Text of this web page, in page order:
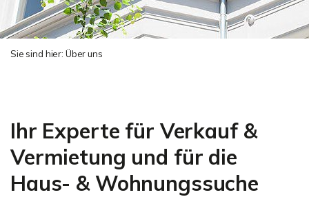
Sie sind hier: Über uns
Ihr Experte für Verkauf &
Vermietung und für die
Haus- & Wohnungssuche